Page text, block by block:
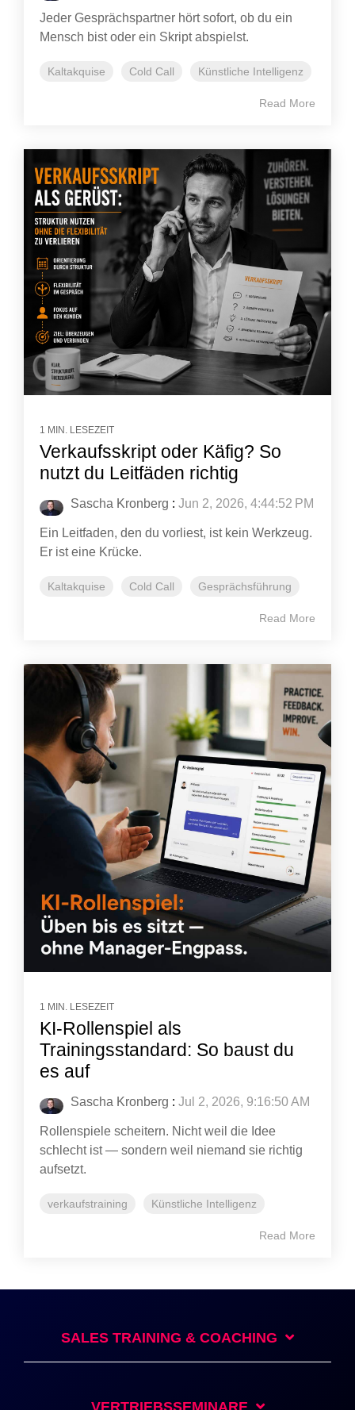
Jeder Gesprächspartner hört sofort, ob du ein
Mensch bist oder ein Skript abspielst.
Kaltakquise Cold Call Künstliche Intelligenz
Read More
1 MIN. LESEZEIT
Verkaufsskript oder Käfig? So
nutzt du Leitfäden richtig
Sascha Kronberg : Jun 2, 2026, 4:44:52 PM
Ein Leitfaden, den du vorliest, ist kein Werkzeug.
Er ist eine Krücke.
Kaltakquise Cold Call Gesprächsführung
Read More
1 MIN. LESEZEIT
KI-Rollenspiel als
Trainingsstandard: So baust du
es auf
Sascha Kronberg : Jul 2, 2026, 9:16:50 AM
Rollenspiele scheitern. Nicht weil die Idee
schlecht ist — sondern weil niemand sie richtig
aufsetzt.
verkaufstraining Künstliche Intelligenz
Read More
SALES TRAINING & COACHING